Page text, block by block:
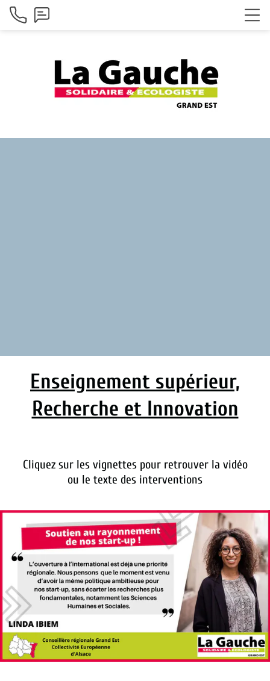
Enseignement supérieur,
Recherche et Innovation
Cliquez sur lesvignettes pour retrouver la vidéo
ou le texte des interventions